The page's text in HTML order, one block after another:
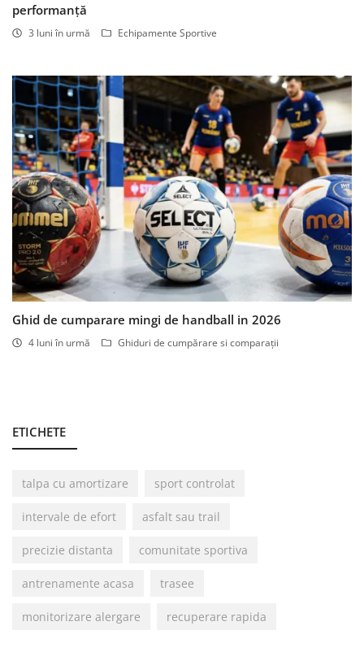
performanță
3 luni în urmă Echipamente Sportive
Ghid de cumparare mingi de handball in 2026
4 luni în urmă Ghiduri de cumpărare si comparații
ETICHETE
talpa cu amortizare sport controlat
intervale de efort asfalt sau trail
precizie distanta comunitate sportiva
antrenamente acasa trasee
monitorizare alergare recuperare rapida